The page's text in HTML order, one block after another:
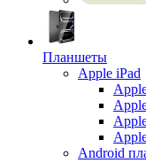
Планшеты
Apple iPad
Android